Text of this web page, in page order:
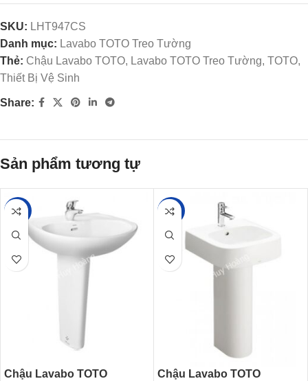
SKU: LHT947CS
Danh mục: Lavabo TOTO Treo Tường
Thẻ: Chậu Lavabo TOTO, Lavabo TOTO Treo Tường, TOTO,
Thiết Bị Vệ Sinh
Share:
Sản phẩm tương tự
-13%
Chậu Lavabo TOTO
-17%
Chậu Lavabo TOTO